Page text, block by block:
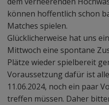
können hoffentlich schon
Matches spielen.
Glücklicherweise hat uns
Mittwoch eine spontane
Plätze wieder spielbereit
Voraussetzung dafür ist
11.06.2024, noch ein paar
treffen müssen. Daher